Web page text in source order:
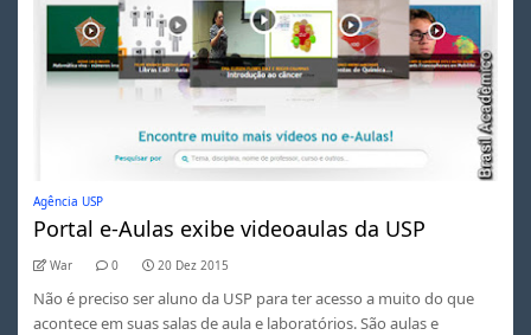
Agência USP
Portal e-Aulas exibe videoaulas da USP
War 0 20 Dez 2015
Não é preciso ser aluno da USP para ter acesso a muito do que
acontece em suas salas de aula e laboratórios. São aulas e